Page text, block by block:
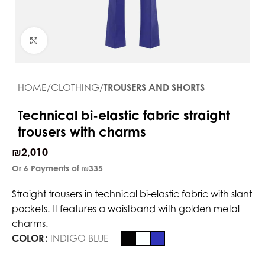
Click to enlarge
HOME CLOTHING TROUSERS AND SHORTS
Technical bi-elastic fabric straight
trousers with charms
₪2,010
Or 6 Payments of ₪335
Straight trousers in technical bi-elastic fabric with slant
pockets. It features a waistband with golden metal
charms.
COLOR INDIGO BLUE